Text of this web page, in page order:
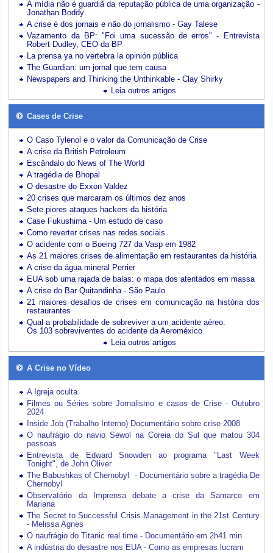
A mídia não é guardiã da reputação pública de uma organização -
Jonathan Boddy
A crise é dos jornais e não do jornalismo - Gay Talese
Vazamento da BP: "Foi uma sucessão de erros" - Entrevista
Robert Dudley, CEO da BP
La prensa ya no vertebra la opinión pública
The Guardian: um jornal que tem causa
Newspapers and Thinking the Unthinkable - Clay Shirky
Leia outros artigos
Cases de Crise
O Caso Tylenol e o valor da Comunicação de Crise
A crise da British Petroleum
Escândalo do News of The World
A tragédia de Bhopal
O desastre do Exxon Valdez
20 crises que marcaram os últimos dez anos
Sete piores ataques hackers da história
Case Fukushima - Um estudo de caso
Como reverter crises nas redes sociais
O acidente com o Boeing 727 da Vasp em 1982
As 21 maiores crises de alimentação em restaurantes da história
A crise da água mineral Perrier
EUA sob uma rajada de balas: o mapa dos atentados em massa
A crise do Bar Quitandinha - São Paulo
21 maiores desafios de crises em comunicação na história dos
restaurantes
Qual a probabilidade de sobreviver a um acidente aéreo.
Os 103 sobreviventes do acidente da Aeroméxico
Leia outros artigos
A Crise no Vídeo
A Igreja oculta
Filmes ou Séries sobre Jornalismo e casos de Crise - Outubro
2024
Inside Job (Trabalho Interno) Documentário sobre crise 2008
O naufrágio do navio Sewol na Coreia do Sul que matou 304
pessoas
Entrevista de Edward Snowden ao programa "Last Week
Tonight", de John Oliver
The Babushkas of Chernobyl - Documentário sobre a tragédia De
Chernobyl
Observatório da Imprensa debate a crise da Samarco em
Mariana
The Secret to Successful Crisis Management in the 21st Century
- Melissa Agnes
O naufrágio do Titanic real time - Documentário em 2h41 min
A indústria do desastre nos EUA - Como as empresas lucram